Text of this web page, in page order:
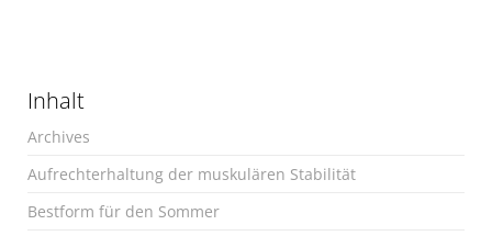
Inhalt
Archives
Aufrechterhaltung der muskulären Stabilität
Bestform für den Sommer